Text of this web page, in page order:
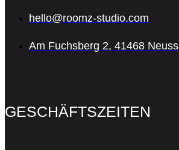
hello@roomz-studio.com
Am Fuchsberg 2, 41468 Neuss
GESCHÄFTSZEITEN